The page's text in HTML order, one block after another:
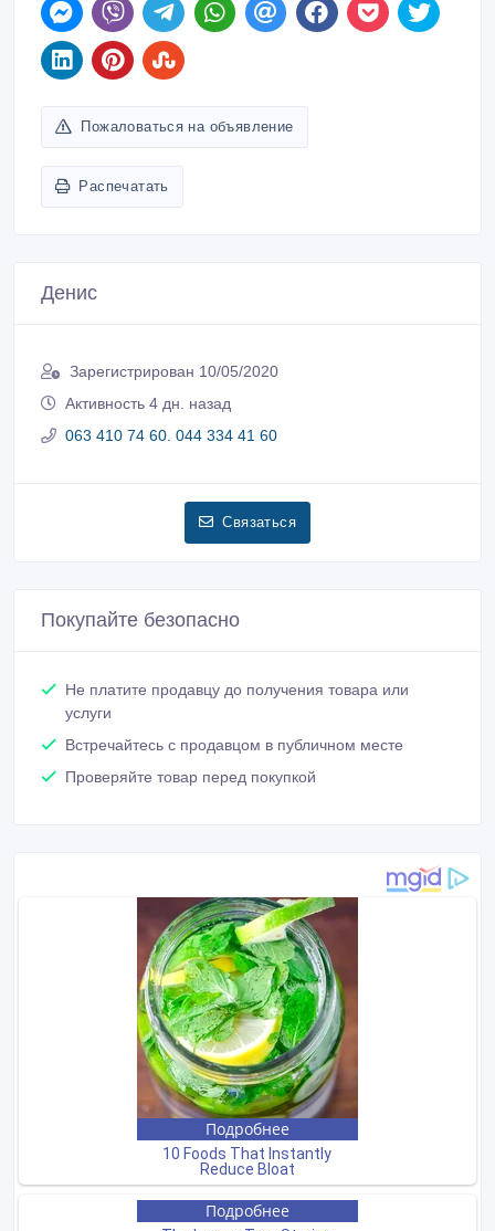
Пожаловаться на объявление
Распечатать
Денис
Зарегистрирован 10/05/2020
Активность 4 дн. назад
063 410 74 60. 044 334 41 60
Связаться
Покупайте безопасно
Не платите продавцу до получения товара или
услуги
Встречайтесь с продавцом в публичном месте
Проверяйте товар перед покупкой